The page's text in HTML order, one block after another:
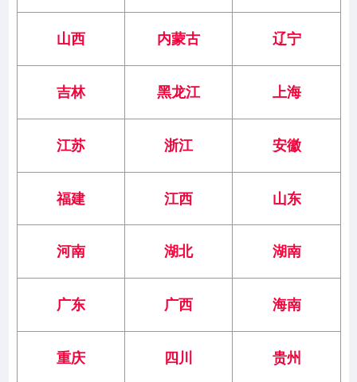
山西 内蒙古 辽宁
吉林 黑龙江 上海
江苏 浙江 安徽
福建 江西 山东
河南 湖北 湖南
广东 广西 海南
重庆 四川 贵州